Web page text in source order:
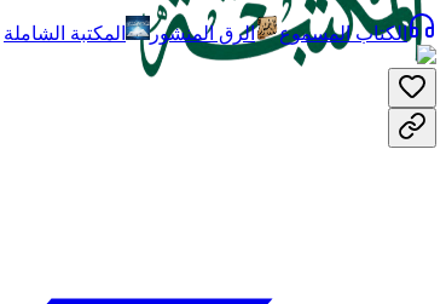
الكتاب المسموع الرق المنشور المكتبة الشاملة